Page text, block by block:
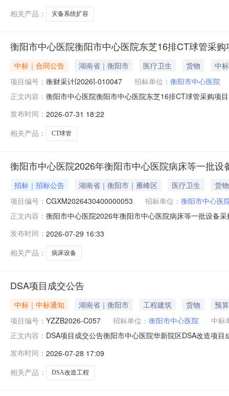
相关产品：
灾备系统扩容
衡阳市中心医院衡阳市中心医院东芝16排CT球管采
中标｜合同公告 湖南省｜衡阳市 医疗卫生 货物
中
项目编号： 衡财采计[2026]-010047 招标单位： 衡阳市中心医院
正文内容： 衡阳市中心医院衡阳市中心医院东芝16排CT球管采购项
法律、法规、规章，双方签订本合同协议书。一、项目
衡
发布时间： 2026-07-31 18:22
相关产品：
CT球管
衡阳市中心医院2026年衡阳市中心医院病床等一批设
招标｜招标公告 湖南省｜衡阳市｜雁峰区 医疗卫生
货物
项目编号： CGXM2026430400000053 招标单位： 衡阳市中心医
正文内容： 衡阳市中心医院2026年衡阳市中心医院病床等一批设备
应在（衡阳市公共资源交易网https://
发布时间： 2026-07-29 16:33
相关产品：
病床设备
DSA项目成交公告
中标｜中标通知 湖南省｜衡阳市 工程建筑 货物
预
项目编号： YZZB2026-C057 招标单位： 衡阳市中心医院
中标
正文内容： DSA项目成交公告衡阳市中心医院华新院区DSA改造项
应商产生方式:（√）公告邀请（）供应商库抽取（）采
发布时间： 2026-07-28 17:09
相关产品：
DSA改造工程